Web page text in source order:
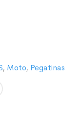
, Moto, Pegatinas